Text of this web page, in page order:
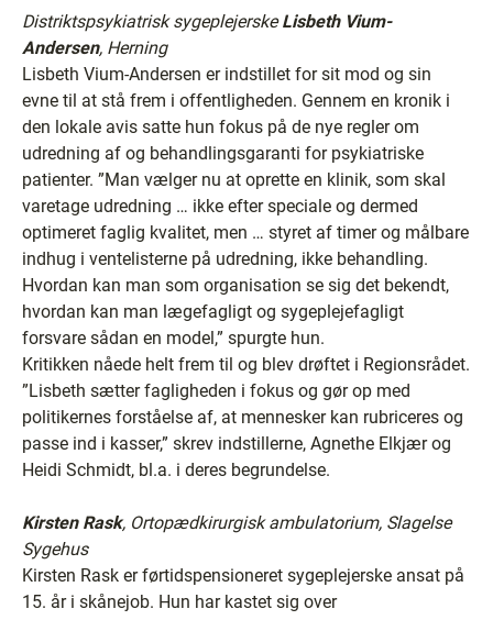
Distriktspsykiatrisk sygeplejerskeLisbeth Vium-
Andersen, Herning
Lisbeth Vium-Andersen er indstillet for sit mod og sin
evne til at stå frem i offentligheden. Gennem en kronik i
den lokale avis satte hun fokus på de nye regler om
udredning af og behandlingsgaranti for psykiatriske
patienter. ”Man vælger nu at oprette en klinik, som skal
varetage udredning … ikke efter speciale og dermed
optimeret faglig kvalitet, men … styret af timer og målbare
indhug i ventelisterne på udredning, ikke behandling.
Hvordan kan man som organisation se sig det bekendt,
hvordan kan man lægefagligt og sygeplejefagligt
forsvare sådan en model,” spurgte hun.
Kritikken nåede helt frem til og blev drøftet i Regionsrådet.
”Lisbeth sætter fagligheden i fokus og gør op med
politikernes forståelse af, at mennesker kan rubriceres og
passe ind i kasser,” skrev indstillerne, Agnethe Elkjær og
Heidi Schmidt, bl.a. i deres begrundelse.
Kirsten Rask, Ortopædkirurgisk ambulatorium, Slagelse
Sygehus
Kirsten Rask er førtidspensioneret sygeplejerske ansat på
15. år i skånejob. Hun har kastet sig over